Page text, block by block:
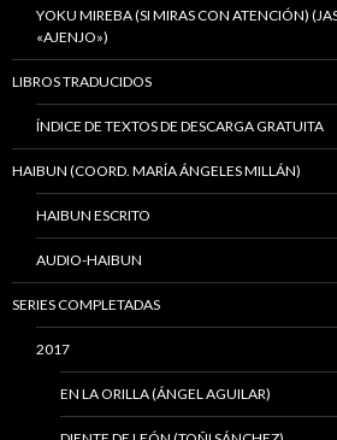
YOKU MIREBA (SI MIRAS CON ATENCIÓN)
«AJENJO»)
LIBROS TRADUCIDOS
ÍNDICE DE TEXTOS DE DESCARGA GRATUITA
HAIBUN (COORD. MARÍA ÁNGELES MILLÁN)
HAIBUN ESCRITO
AUDIO-HAIBUN
SERIES COMPLETADAS
2017
EN LA ORILLA (ÁNGEL AGUILAR)